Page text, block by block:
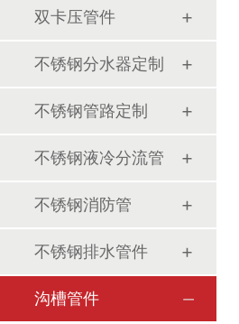
双卡压管件
不锈钢分水器定制
不锈钢管路定制
不锈钢液冷分流管
不锈钢消防管
不锈钢排水管件
沟槽管件